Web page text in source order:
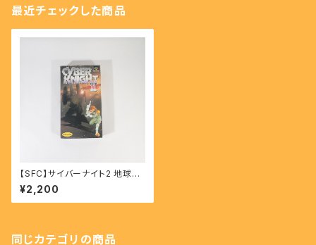
最近チェックした商品
【SFC】サイバーナイト2 地球帝
国の野望 - CYBER KNIGHT II
Chikyu Teikoku no Yabou
¥2,200
同じカテゴリの商品